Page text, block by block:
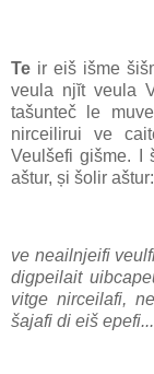
Te ir eiš išme
veula njĭt veula
tašunteč le
nirceilirui ve
Veulšefi gišme. I
aštur, și šolir aštur:
ve neailnjeifi
digpeilait
vitge nirceilafi,
šajafi di eiš epefi...